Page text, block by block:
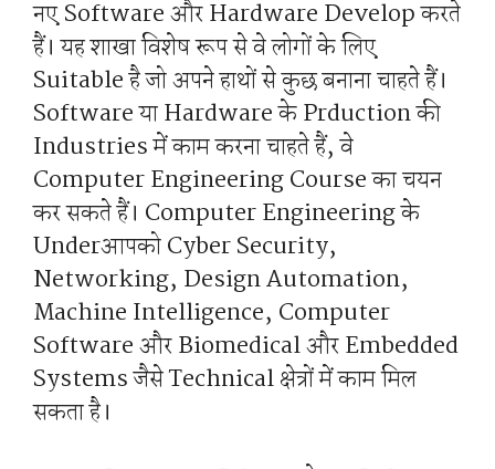
नए Software और Hardware Develop करते
हैं। यह शाखा विशेष रूप से वे लोगों के लिए
Suitable है जो अपने हाथों से कुछ बनाना चाहते हैं।
Software या Hardware के Prduction की
Industries में काम करना चाहते हैं, वे
Computer Engineering Course का चयन
कर सकते हैं। Computer Engineering के
Underआपको Cyber ​​Security,
Networking, Design Automation,
Machine Intelligence, Computer
Software और Biomedical और Embedded
Systems जैसे Technical क्षेत्रों में काम मिल
सकता है।